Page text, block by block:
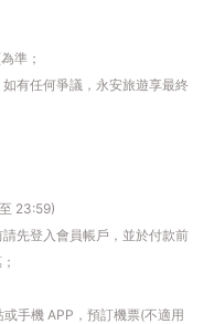
準；
有任何爭議，永安旅遊享最終
23:59)
先登入會員帳戶，並於付款前
手機 APP，預訂機票(不適用